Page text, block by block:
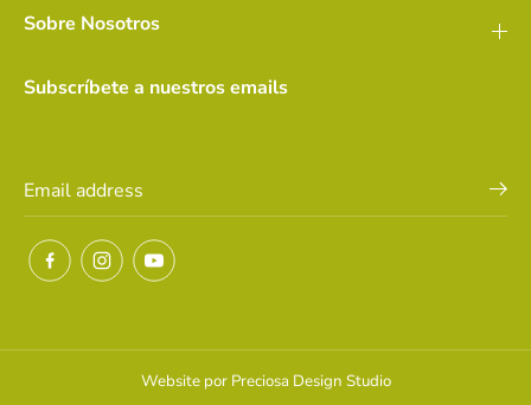
Sobre Nosotros
Subscríbete a nuestros emails
Website por Preciosa Design Studio